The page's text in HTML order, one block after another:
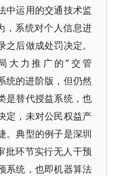
中运用的交通技术监
，系统对个人信息进
后做成处罚决定。
大力推广的“交管
统的进阶版，但仍然
是替代授益系统，也
定，未对公民权益产
。典型的例子是深圳
批环节实行无人干预
系统，也即机器算法